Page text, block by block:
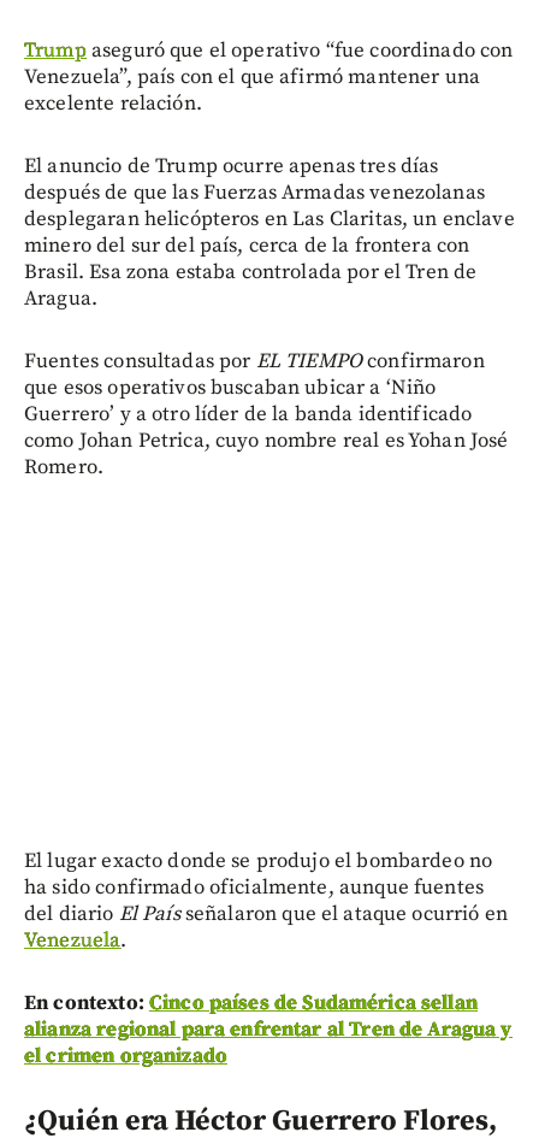
Trumpaseguró que el operativo “fue coordinado con
Venezuela”, país con el que afirmó mantener una
excelente relación.
El anuncio de Trump ocurre apenas tres días
después de que las Fuerzas Armadas venezolanas
desplegaran helicópteros en Las Claritas, un enclave
minero del sur del país, cerca de la frontera con
Brasil. Esa zona estaba controlada por el Tren de
Aragua.
Fuentes consultadas por EL TIEMPOconfirmaron
que esos operativos buscaban ubicar a ‘Niño
Guerrero’ y a otro líder de la banda identificado
como Johan Petrica, cuyo nombre real es Yohan José
Romero.
El lugar exacto donde se produjo el bombardeo no
ha sido confirmado oficialmente, aunque fuentes
del diario El Paísseñalaron que el ataque ocurrió en
Venezuela.
En contexto: Cinco países de Sudamérica sellan
alianza regional para enfrentar al Tren de Aragua y
el crimen organizado
¿Quién era Héctor Guerrero Flores,